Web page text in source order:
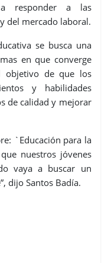
a responder a las
del mercado laboral.
se busca una
en que converge
objetivo de que los
y habilidades
de calidad y mejorar
`Educación para la
nuestros jóvenes
vaya a buscar un
dijo Santos Badía.